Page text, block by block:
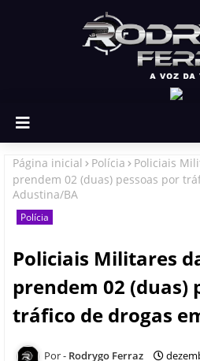
Página inicial Polícia
Policiais
prendem 02 (duas) pessoas por
Adustina/BA
Polícia
Policiais Militares
prendem 02 (duas)
tráfico de drogas
Rodrygo Ferraz